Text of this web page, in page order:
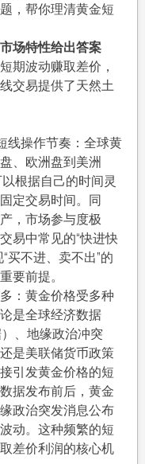
，帮你理清黄金短
场特性给出答案
期波动赚取差价，
交易提供了天然土
线操作节奏：全球黄
、欧洲盘到美洲
根据自己的时间灵
定交易时间。同
，市场参与度极
易中常见的“快进快
买不进、卖不出”的
要前提。
：黄金价格受多种
是全球经济数据
、地缘政治冲突
是美联储货币政策
引发黄金价格的短
据发布前后，黄金
政治突发消息公布
动。这种频繁的短
差价利润的核心机